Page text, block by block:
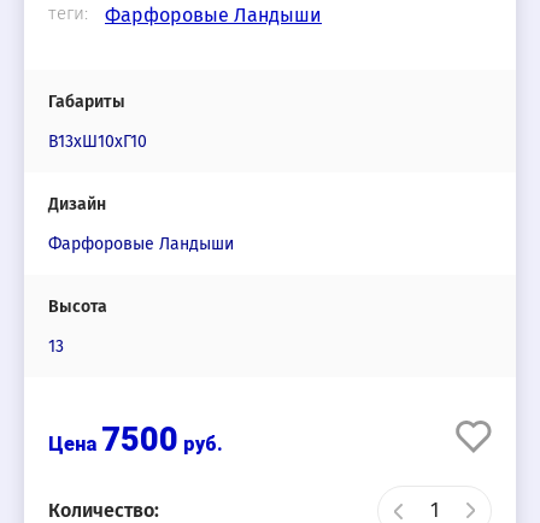
теги: Фарфоровые Ландыши
Габариты
В13хШ10хГ10
Дизайн
Фарфоровые Ландыши
Высота
13
7500 руб.
Количество: